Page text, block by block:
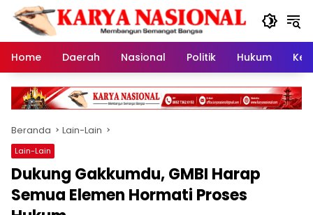
Langsung
konten
Home
Daerah Nasional Politik Hukum
Beranda Lain-Lain
Lain-Lain
Dukung Gakkumdu, GMBI Harap
Semua Elemen Hormati Proses